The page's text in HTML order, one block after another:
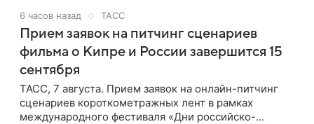
6 часов назад ТАСС
Прием заявок на питчинг сценариев
фильма о Кипре и России завершится 15
сентября
ТАСС, 7 августа. Прием заявок на онлайн-питчинг
сценариев короткометражных лент в рамках
международного фестиваля «Дни российско-